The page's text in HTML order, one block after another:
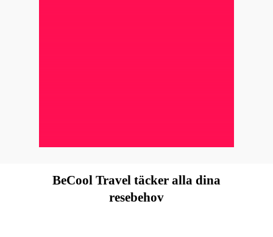
BeCool Travel täcker alla dina
resebehov